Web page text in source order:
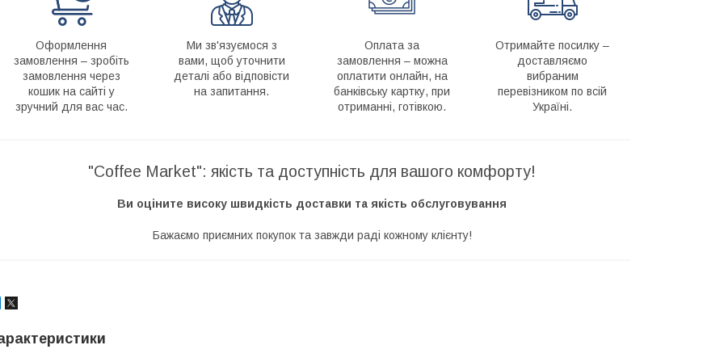
Оформлення
замовлення – зробіть
замовлення через
кошик на сайті у
зручний для вас час.
Ми зв'язуємося з
вами, щоб уточнити
деталі або відповісти
на запитання.
Оплата за
замовлення – можна
оплатити онлайн, на
банківську картку, при
отриманні, готівкою.
Отримайте посилку –
доставляємо
вибраним
перевізником по всій
Україні.
"Coffee Market": якість та доступність для вашого комфорту!
Ви оціните високу швидкість доставки та якість обслуговування
Бажаємо приємних покупок та завжди раді кожному клієнту!